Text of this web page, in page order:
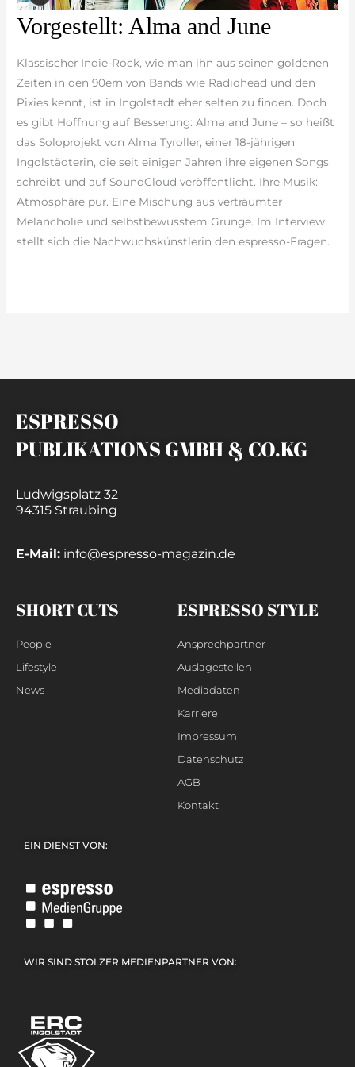
Vorgestellt: Alma and June
Klassischer Indie-Rock, wie man ihn aus seinen goldenen
Zeiten in den 90ern von Bands wie Radiohead und den
Pixies kennt, ist in Ingolstadt eher selten zu finden. Doch
es gibt Hoffnung auf Besserung: Alma and June – so heißt
das Soloprojekt von Alma Tyroller, einer 18-jährigen
Ingolstädterin, die seit einigen Jahren ihre eigenen Songs
schreibt und auf SoundCloud veröffentlicht. Ihre Musik:
Atmosphäre pur. Eine Mischung aus verträumter
Melancholie und selbstbewusstem Grunge. Im Interview
stellt sich die Nachwuchskünstlerin den espresso-Fragen.
Vorgestellt:
and
June
ESPRESSO
PUBLIKATIONS GMBH & CO.KG
Ludwigsplatz 32
94315 Straubing
E-Mail: info@espresso-magazin.de
SHORT CUTS
People
Lifestyle
News
ESPRESSO STYLE
Ansprechpartner
Auslagestellen
Mediadaten
Karriere
Impressum
Datenschutz
AGB
Kontakt
EIN DIENST VON:
WIR SIND STOLZER MEDIENPARTNER VON: